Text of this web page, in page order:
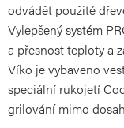
odvádět použité
Vylepšený systém
a přesnost teploty a
Víko je vybaveno
speciální rukojetí
grilování mimo